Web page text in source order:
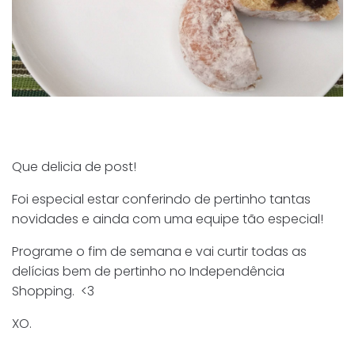
Que delicia de post!
Foi especial estar conferindo de pertinho tantas
novidades e ainda com uma equipe tão especial!
Programe o fim de semana e vai curtir todas as
delícias bem de pertinho no Independência
Shopping. <3
XO.